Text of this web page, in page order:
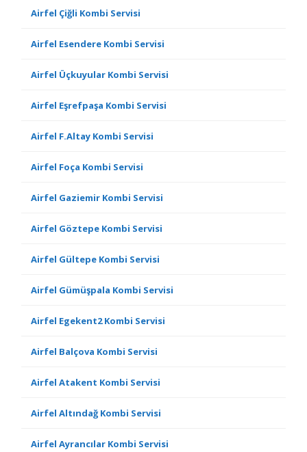
Airfel Çiğli Kombi Servisi
Airfel Esendere Kombi Servisi
Airfel Üçkuyular Kombi Servisi
Airfel Eşrefpaşa Kombi Servisi
Airfel F.Altay Kombi Servisi
Airfel Foça Kombi Servisi
Airfel Gaziemir Kombi Servisi
Airfel Göztepe Kombi Servisi
Airfel Gültepe Kombi Servisi
Airfel Gümüşpala Kombi Servisi
Airfel Egekent2 Kombi Servisi
Airfel Balçova Kombi Servisi
Airfel Atakent Kombi Servisi
Airfel Altındağ Kombi Servisi
Airfel Ayrancılar Kombi Servisi